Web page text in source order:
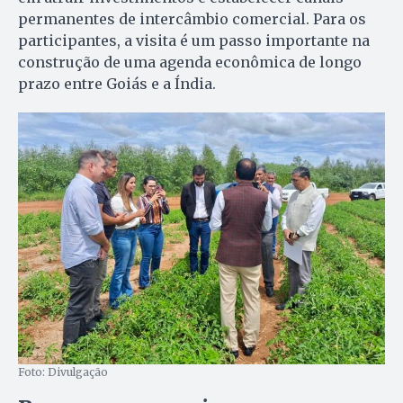
permanentes de intercâmbio comercial. Para os
participantes, a visita é um passo importante na
construção de uma agenda econômica de longo
prazo entre Goiás e a Índia.
Foto: Divulgação